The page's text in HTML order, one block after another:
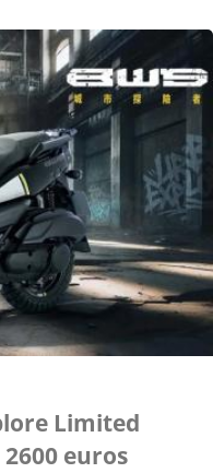
Limited
euros